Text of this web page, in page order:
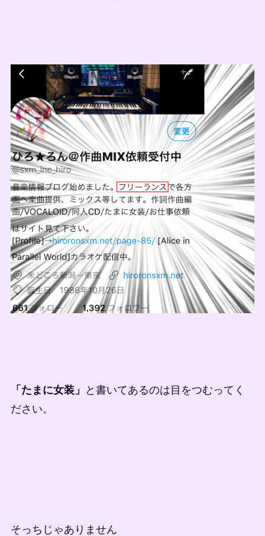
「たまに女装」
と書いてあるのは目をつむってく
ださい。
そっちじゃありません